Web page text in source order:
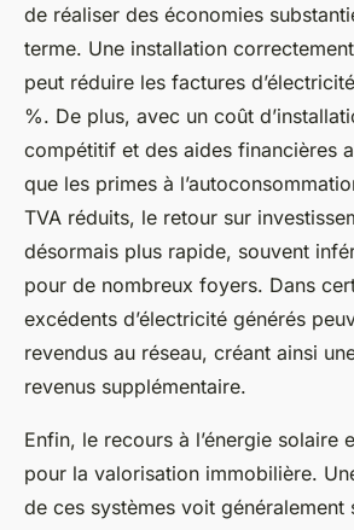
de réaliser des économies
terme. Une installation
peut réduire les factures
%. De plus, avec un coût
compétitif et des aides financières
que les primes à
TVA réduits, le retour sur
désormais plus rapide, souvent
pour de nombreux foyers. Dans
excédents d’électricité générés
revendus au réseau, créant ainsi
revenus supplémentaire.
Enfin, le recours à l’énergie solaire
pour la valorisation immobilière.
de ces systèmes voit généralement